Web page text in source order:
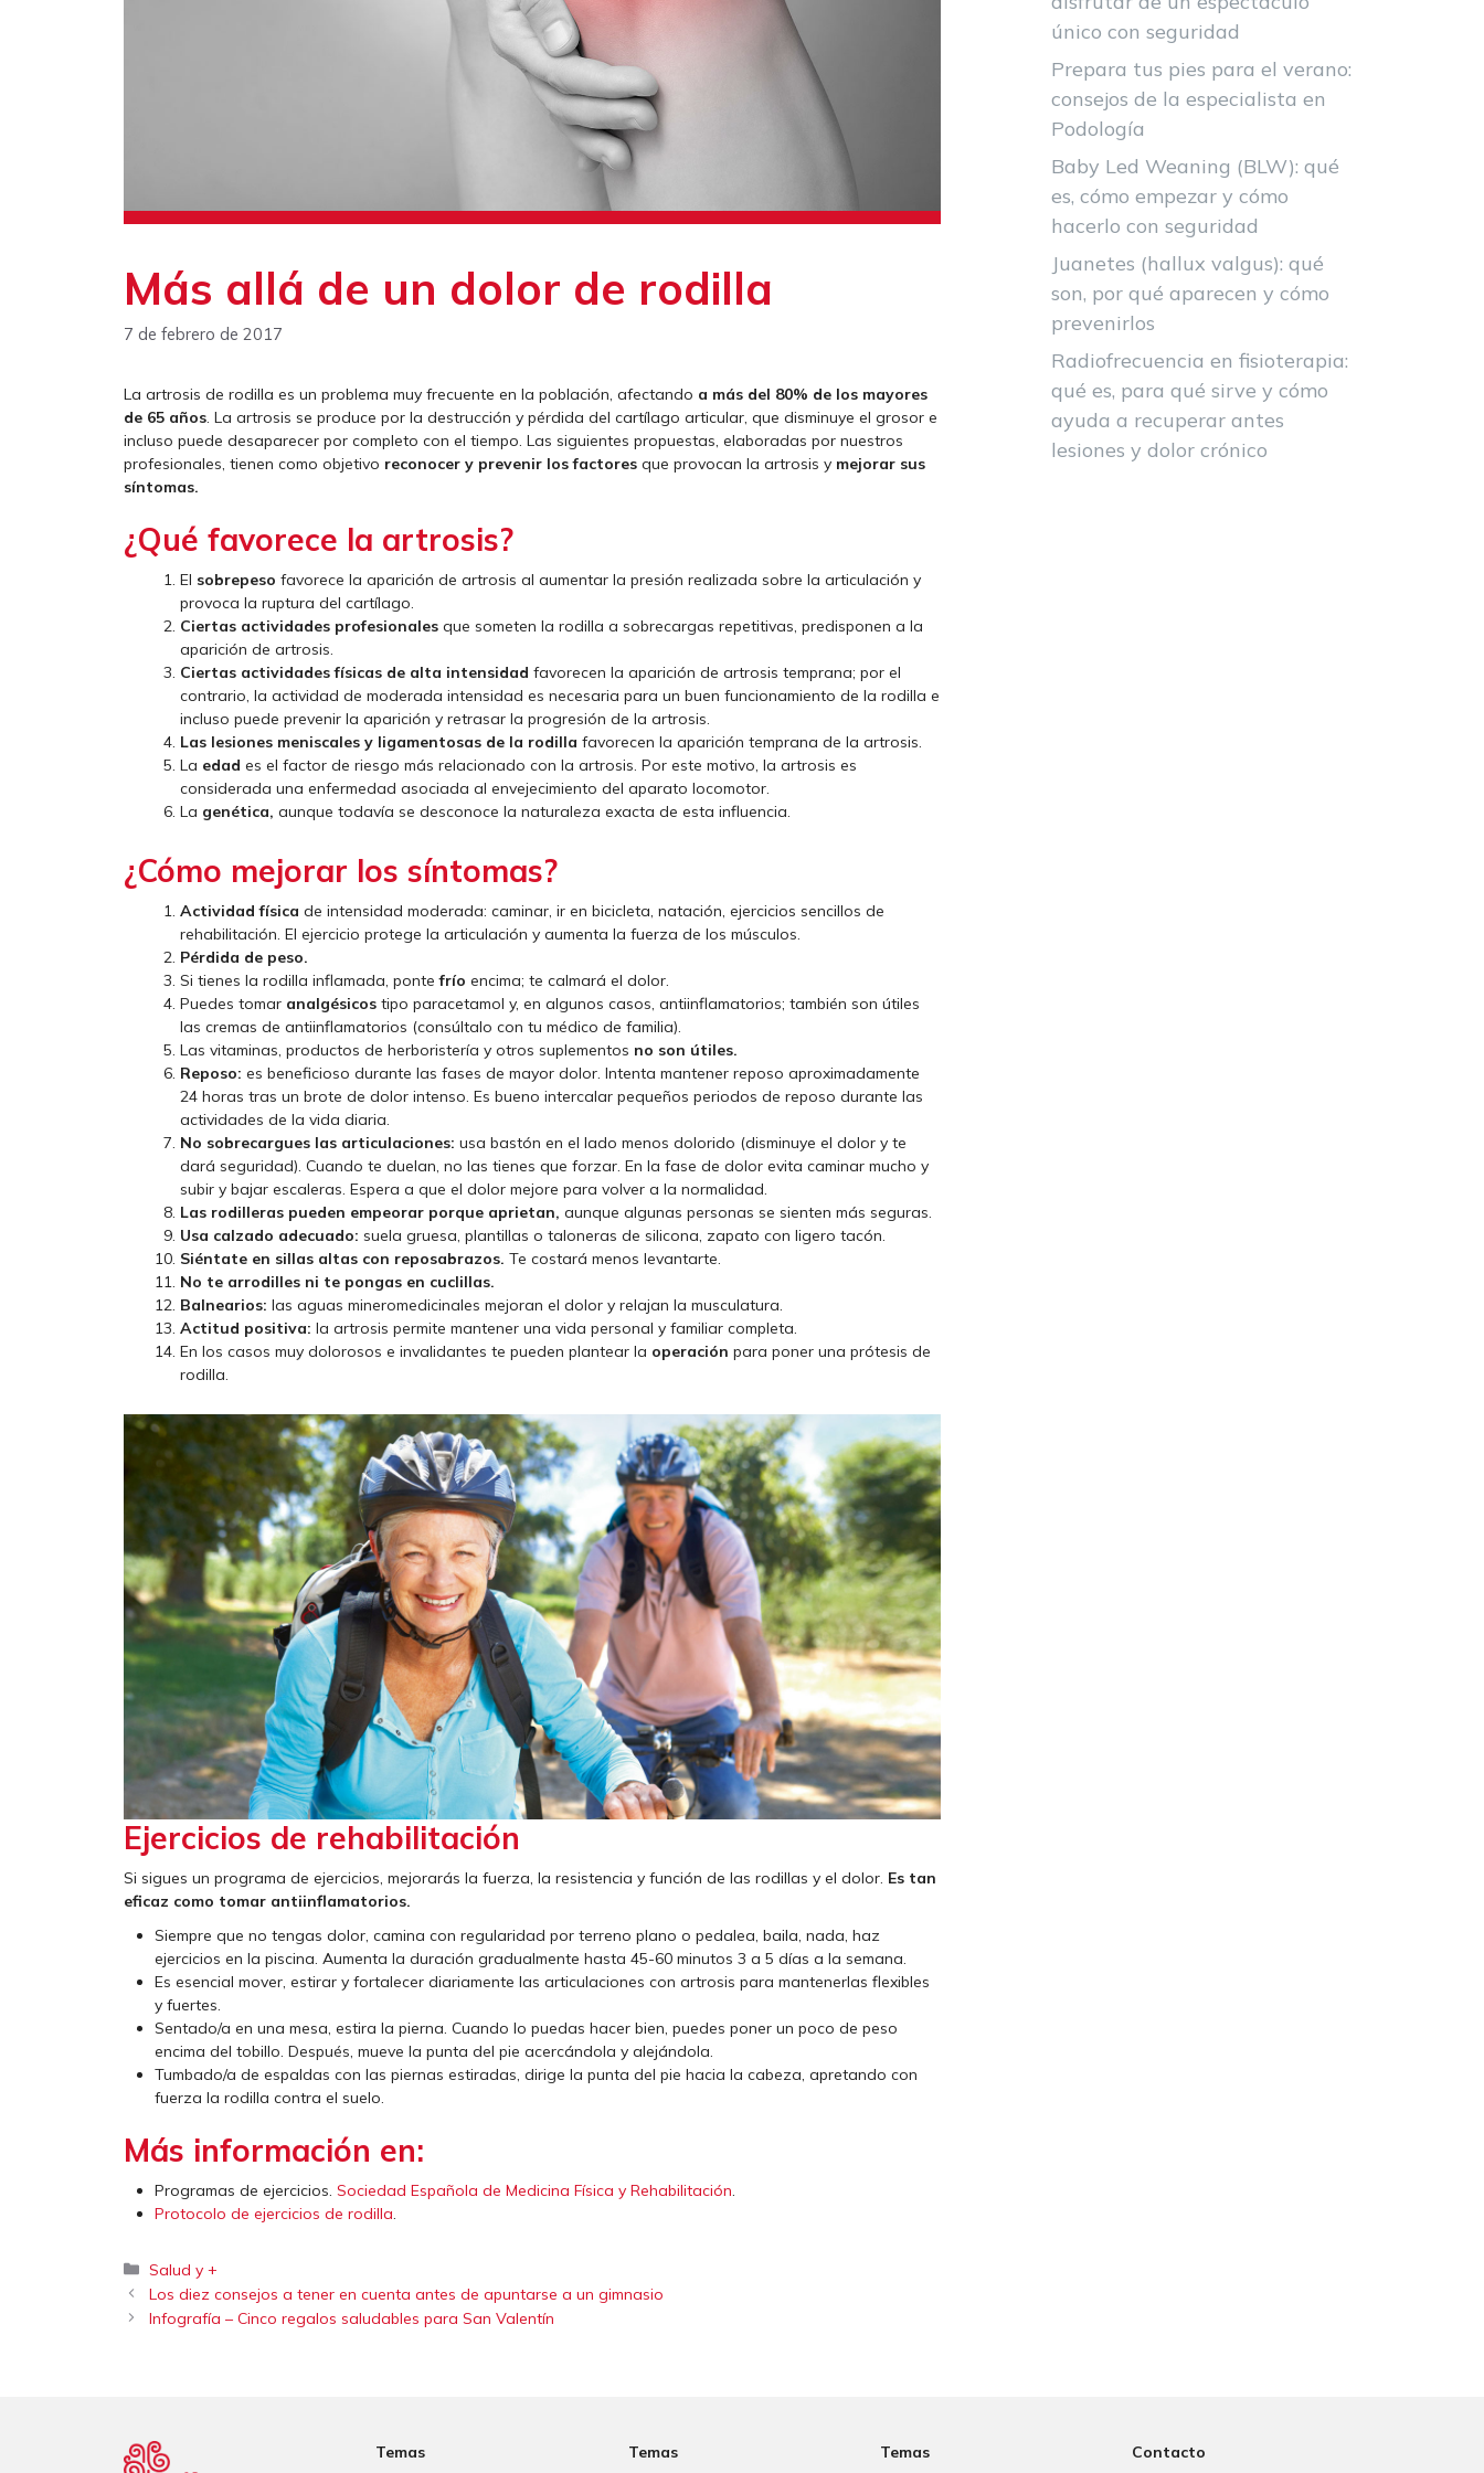
Más allá de un dolor de rodilla
7 de febrero de 2017
La artrosis de rodilla es un problema muy frecuente en la población, afectando a más del 80% de los mayores
de 65 años. La artrosis se produce por la destrucción y pérdida del cartílago articular, que disminuye el grosor e
incluso puede desaparecer por completo con el tiempo. Las siguientes propuestas, elaboradas por nuestros
profesionales, tienen como objetivo reconocer y prevenir los factores que provocan la artrosis y mejorar sus
síntomas.
¿Qué favorece la artrosis?
El sobrepeso favorece la aparición de artrosis al aumentar la presión realizada sobre la articulación y
provoca la ruptura del cartílago.
Ciertas actividades profesionales que someten la rodilla a sobrecargas repetitivas, predisponen a la
aparición de artrosis.
Ciertas actividades físicas de alta intensidad favorecen la aparición de artrosis temprana; por el
contrario, la actividad de moderada intensidad es necesaria para un buen funcionamiento de la rodilla e
incluso puede prevenir la aparición y retrasar la progresión de la artrosis.
Las lesiones meniscales y ligamentosas de la rodilla favorecen la aparición temprana de la artrosis.
La edad es el factor de riesgo más relacionado con la artrosis. Por este motivo, la artrosis es
considerada una enfermedad asociada al envejecimiento del aparato locomotor.
La genética, aunque todavía se desconoce la naturaleza exacta de esta influencia.
¿Cómo mejorar los síntomas?
Actividad física de intensidad moderada: caminar, ir en bicicleta, natación, ejercicios sencillos de
rehabilitación. El ejercicio protege la articulación y aumenta la fuerza de los músculos.
Pérdida de peso.
Si tienes la rodilla inflamada, pontefrío encima; te calmará el dolor.
Puedes tomar analgésicos tipo paracetamol y, en algunos casos, antiinflamatorios; también son útiles
las cremas de antiinflamatorios (consúltalo con tu médico de familia).
Las vitaminas, productos de herboristería y otros suplementos no son útiles.
Reposo: es beneficioso durante las fases de mayor dolor. Intenta mantener reposo aproximadamente
24 horas tras un brote de dolor intenso. Es bueno intercalar pequeños periodos de reposo durante las
actividades de la vida diaria.
No sobrecargues las articulaciones: usa bastón en el lado menos dolorido (disminuye el dolor y te
dará seguridad). Cuando te duelan, no las tienes que forzar. En la fase de dolor evita caminar mucho y
subir y bajar escaleras. Espera a que el dolor mejore para volver a la normalidad.
Las rodilleras pueden empeorar porque aprietan, aunque algunas personas se sienten más seguras.
Usa calzado adecuado: suela gruesa, plantillas o taloneras de silicona, zapato con ligero tacón.
Siéntate en sillas altas con reposabrazos. Te costará menos levantarte.
No te arrodilles ni te pongas en cuclillas.
Balnearios: las aguas mineromedicinales mejoran el dolor y relajan la musculatura.
Actitud positiva: la artrosis permite mantener una vida personal y familiar completa.
En los casos muy dolorosos e invalidantes te pueden plantear la operación para poner una prótesis de
rodilla.
Ejercicios de rehabilitación
Si sigues un programa de ejercicios, mejorarás la fuerza, la resistencia y función de las rodillas y el dolor. Es tan
eficaz como tomar antiinflamatorios.
Siempre que no tengas dolor, camina con regularidad por terreno plano o pedalea, baila, nada, haz
ejercicios en la piscina. Aumenta la duración gradualmente hasta 45-60 minutos 3 a 5 días a la semana.
Es esencial mover, estirar y fortalecer diariamente las articulaciones con artrosis para mantenerlas flexibles
y fuertes.
Sentado/a en una mesa, estira la pierna. Cuando lo puedas hacer bien, puedes poner un poco de peso
encima del tobillo. Después, mueve la punta del pie acercándola y alejándola.
Tumbado/a de espaldas con las piernas estiradas, dirige la punta del pie hacia la cabeza, apretando con
fuerza la rodilla contra el suelo.
Más información en:
Programas de ejercicios. Sociedad Española de Medicina Física y Rehabilitación.
Protocolo de ejercicios de rodilla.
Categorías
Salud y +
Los diez consejos a tener en cuenta antes de apuntarse a un gimnasio
Infografía – Cinco regalos saludables para San Valentín
único con seguridad
Prepara tus pies para el verano:
consejos de la especialista en
Podología
Baby Led Weaning (BLW): qué
es, cómo empezar y cómo
hacerlo con seguridad
Juanetes (hallux valgus): qué
son, por qué aparecen y cómo
prevenirlos
Radiofrecuencia en fisioterapia:
qué es, para qué sirve y cómo
ayuda a recuperar antes
lesiones y dolor crónico
Temas Temas Temas Contacto